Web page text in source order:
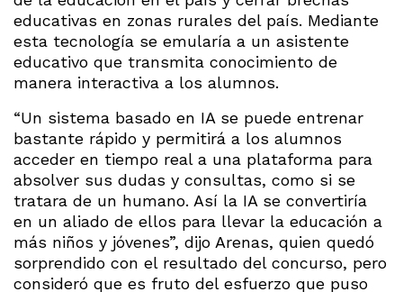
educativas en zonas rurales del país. Mediante
esta tecnología se emularía a un asistente
educativo que transmita conocimiento de
manera interactiva a los alumnos.
“Un sistema basado en IA se puede entrenar
bastante rápido y permitirá a los alumnos
acceder en tiempo real a una plataforma para
absolver sus dudas y consultas, como si se
tratara de un humano. Así la IA se convertiría
en un aliado de ellos para llevar la educación a
más niños y jóvenes”, dijo Arenas, quien quedó
sorprendido con el resultado del concurso, pero
consideró que es fruto del esfuerzo que puso